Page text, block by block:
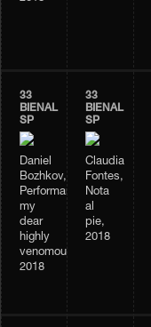
33
BIENAL
SP
Daniel
Bozhkov,
Performance
my
dear
highly
venomous,
2018
33
BIENAL
SP
Claudia
Fontes,
Nota
al
pie,
2018